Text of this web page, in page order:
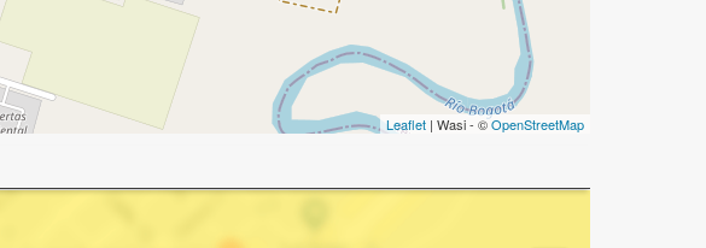
Leaflet | Wasi - ©OpenStreetMap